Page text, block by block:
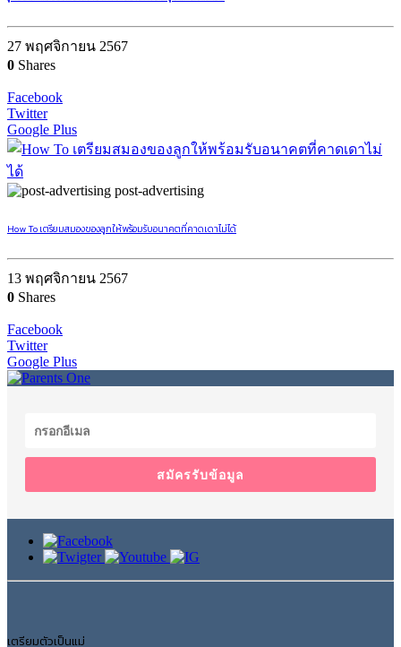
27 พฤศจิกายน 2567
0 Shares
Facebook
Twitter
Google Plus
post-advertising
How To เตรียมสมองของลูกให้พร้อมรับอนาคตที่คาดเดาไม่ได้
13 พฤศจิกายน 2567
0 Shares
Facebook
Twitter
Google Plus
สมัครรับข้อมูล
เตรียมตัวเป็นแม่